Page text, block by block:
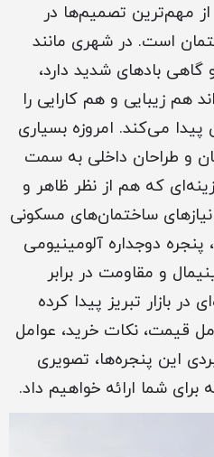
مهم‌ترین تصمیم‌ها در
است. در شهری مانند
بادهای شدید دارد،
هم زیبایی و هم کارایی را
می‌کند. امروزه بسیاری
و طراحان داخلی به سمت
که هم از نظر ظاهر و
ساختمان‌های مسکونی
دوجداره آلومینیومی
و مقاومت در برابر
در بازار تبریز پیدا کرده
قیمت، نکات خرید، عوامل
این پنجره‌ها، تصویری
برای شما ارائه خواهیم داد.